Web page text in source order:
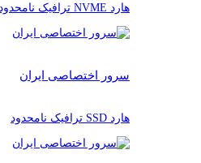
هارد NVME ترافیک نامحدود
سرور اختصاصی ایران
هارد SSD ترافیک نامحدود